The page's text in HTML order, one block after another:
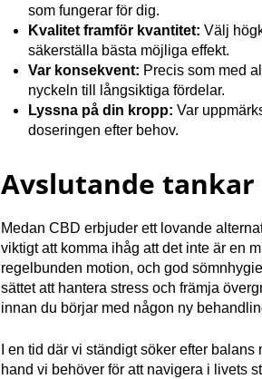
som fungerar för dig.
Kvalitet framför kvantitet: Välj
säkerställa bästa möjliga effekt.
Var konsekvent: Precis som med
nyckeln till långsiktiga fördelar.
Lyssna på din kropp: Var
doseringen efter behov.
Avslutande tankar
Medan CBD erbjuder ett lovande
viktigt att komma ihåg att det inte är en
regelbunden motion, och god
sättet att hantera stress och främja
innan du börjar med någon ny
I en tid där vi ständigt söker efter
hand vi behöver för att navigera i livets